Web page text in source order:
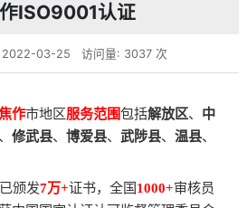
ISO9001认证
2022-03-25 访问量: 3037 次
作市地区服务范围包括解放区、 中
修武县、 博爱县、 武陟县、 温县、
颁发7万+证书，全国1000+审核员